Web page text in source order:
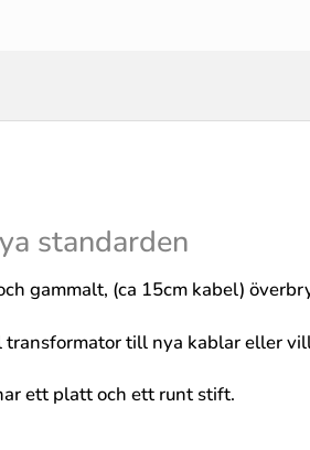
standarden
gammalt, (ca 15cm kabel)
till nya kablar eller
ett platt och ett runt stift.